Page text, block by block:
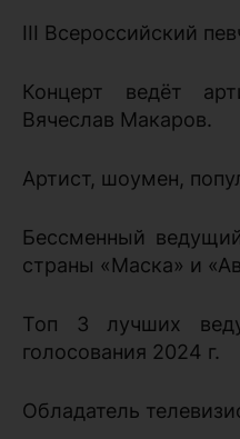
III Всероссийский
Концерт ведёт
Вячеслав Макаров.
Артист, шоумен,
Бессменный
страны «Маска» и
Топ 3 лучших
голосования 2024 г.
Обладатель